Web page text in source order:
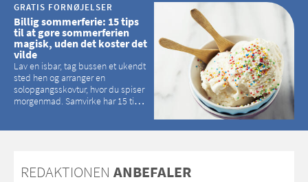
GRATIS FORNØJELSER
Billig sommerferie: 15 tips
til at gøre sommerferien
magisk, uden det koster det
vilde
Lav en isbar, tag bussen et ukendt
sted hen og arranger en
solopgangsskovtur, hvor du spiser
morgenmad. Samvirke har 15 tips
REDAKTIONEN ANBEFALER